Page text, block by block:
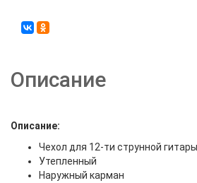
Описание
Описание:
Чехол для 12-ти струнной
Утепленный
Наружный карман